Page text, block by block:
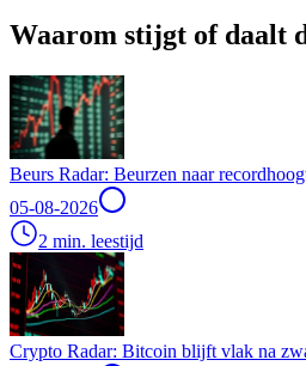
Waarom stijgt of daalt
Beurs Radar: Beurzen naar
05-08-2026
2 min. leestijd
Crypto Radar: Bitcoin blijft vlak na